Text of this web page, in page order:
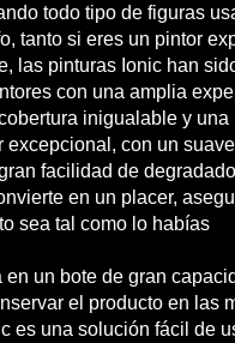
todo tipo de figuras
tanto si eres un pintor
las pinturas Ionic han
con una amplia
inigualable y una
excepcional, con un suave
facilidad de
en un placer,
sea tal como lo habías
en un bote de gran
el producto en las
es una solución fácil de